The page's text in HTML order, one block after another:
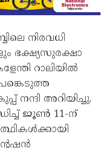
നിരവധി
ഭക്ഷ്യസുരക്ഷാ
റാലിയിൽ
നന്ദി അറിയിച്ചു.
ജൂൺ 11-ന്